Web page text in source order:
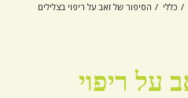
/ כללי / הסיפור של זאב על ריפוי בצלילים
על ריפוי